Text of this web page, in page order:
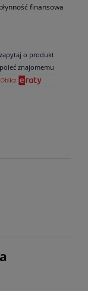
finansowa
zapytaj o produkt
poleć znajomemu